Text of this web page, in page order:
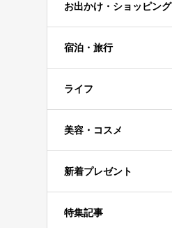
お出かけ・ショッピング
宿泊・旅行
ライフ
美容・コスメ
新着プレゼント
特集記事